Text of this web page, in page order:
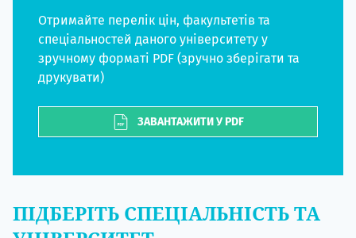
Отримайте перелік цін, факультетів та
спеціальностей даного університету у
зручному форматі PDF (зручно зберігати та
друкувати)
ЗАВАНТАЖИТИ У PDF
ПІДБЕРІТЬ СПЕЦІАЛЬНІСТЬ ТА